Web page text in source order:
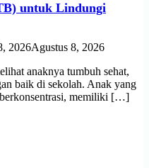
untuk Lindungi
2026Agustus 8, 2026
anaknya tumbuh sehat,
baik di sekolah. Anak yang
memiliki […]